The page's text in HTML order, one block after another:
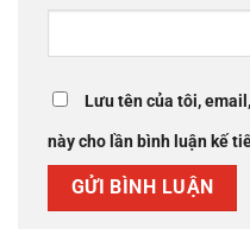
Lưu tên của tôi,
này cho lần bình luận kế